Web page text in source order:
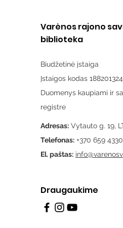
Varėnos rajono
biblioteka
Biudžetinė įstaiga
Įstaigos kodas 188201324
Duomenys kaupiami ir
registre
Adresas: Vytauto g. 19,
Telefonas: +370 659
El. paštas:
Draugaukime